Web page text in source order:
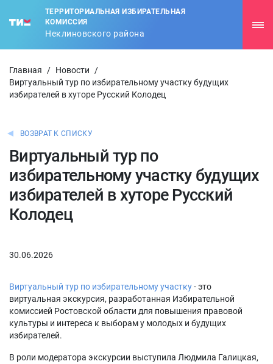
ТЕРРИТОРИАЛЬНАЯ ИЗБИРАТЕЛЬНАЯ
КОМИССИЯ
Неклиновского района
Главная / Новости
/
Виртуальный тур по избирательному участку будущих
избирателей в хуторе Русский Колодец
ВОЗВРАТ К СПИСКУ
Виртуальный тур по
избирательному участку будущих
избирателей в хуторе Русский
Колодец
30.06.2026
Виртуальный тур по избирательному участку- это
виртуальная экскурсия, разработанная Избирательной
комиссией Ростовской области для повышения правовой
культуры и интереса к выборам у молодых и будущих
избирателей.
В роли модератора экскурсии выступила Людмила Галицкая,